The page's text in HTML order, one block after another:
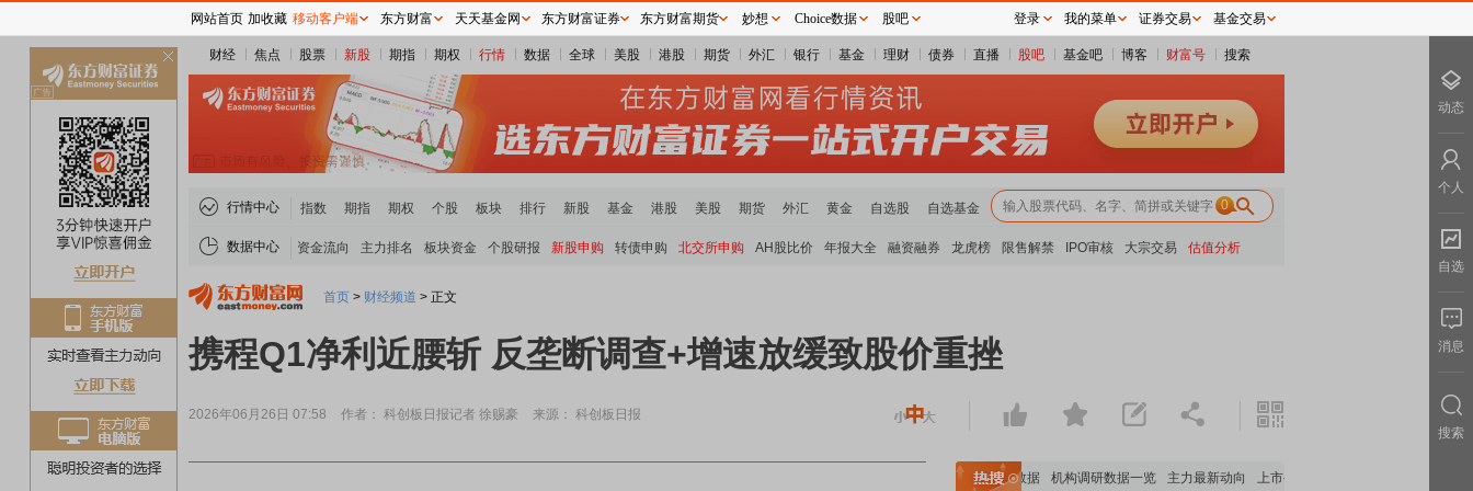
财经 焦点 股票 新股 期指 期权 行情 数据 全球 美股 港股 期货 外汇 银行 基金 理财 债券 直播 股吧 基金吧 博客 财富号 搜索
行情中心 指数 期指 期权 个股 板块 排行 新股 基金 港股 美股 期货 外汇 黄金 自选股 自选基金 0
数据中心 资金流向 主力排名 板块资金 个股研报 新股申购 转债申购 北交所申购 AH股比价 年报大全 融资融券 龙虎榜 限售解禁 IPO审核 大宗交易 估值分析
首页 > 财经频道 > 正文
携程Q1净利近腰斩 反垄断调查+增速放缓致股价重挫
2026年06月26日 07:58 作者： 科创板日报记者 徐赐豪 来源： 科创板日报
重要机构持股数据 机构调研数据一览 主力最新动向 上市公司限售股解禁一览
网站首页 加收藏 移动客户端 东方财富 天天基金网 东方财富证券 东方财富期货 妙想 Choice数据 股吧 登录 我的菜单 证券交易 基金交易
动态
个人
自选
消息
搜索
关